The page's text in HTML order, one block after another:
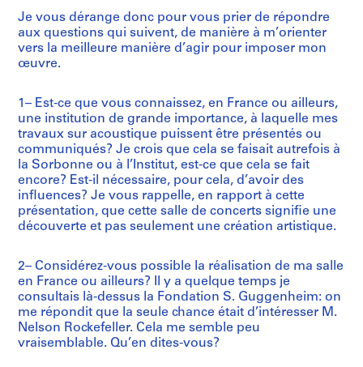
Je vous dérange donc pour vous prier de répondre
aux questions qui suivent, de manière à m’orienter
vers la meilleure manière d’agir pour imposer mon
œuvre.
1– Est-ce que vous connaissez, en France ou ailleurs,
une institution de grande importance, à laquelle mes
travaux sur acoustique puissent être présentés ou
communiqués? Je crois que cela se faisait autrefois à
la Sorbonne ou à l’Institut, est-ce que cela se fait
encore? Est-il nécessaire, pour cela, d’avoir des
influences? Je vous rappelle, en rapport à cette
présentation, que cette salle de concerts signifie une
découverte et pas seulement une création artistique.
2– Considérez-vous possible la réalisation de ma salle
en France ou ailleurs? Il y a quelque temps je
consultais là-dessus la Fondation S. Guggenheim: on
me répondit que la seule chance était d’intéresser M.
Nelson Rockefeller. Cela me semble peu
vraisemblable. Qu’en dites-vous?